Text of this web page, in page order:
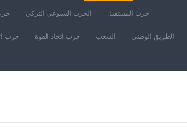
الحزب الشيوعي التركي حزب المستقبل
حزب حزب اتحاد القوة الشعب الطريق الوطني